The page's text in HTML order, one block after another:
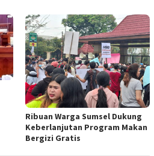
Ribuan Warga Sumsel Dukung
Keberlanjutan Program Makan
Bergizi Gratis